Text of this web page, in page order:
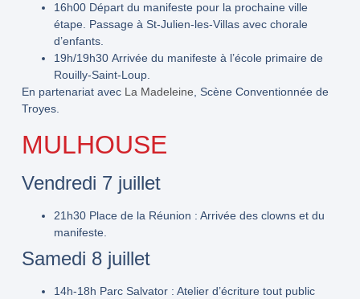
16h00Départ du manifeste pour la prochaine ville
étape. Passage à St-Julien-les-Villas avec chorale
d’enfants.
19h/19h30 Arrivée du manifeste à l’école primaire de
Rouilly-Saint-Loup.
En partenariat avec La Madeleine , Scène Conventionnée de
Troyes.
MULHOUSE
Vendredi 7 juillet
21h30Place de la Réunion : Arrivée des clowns et du
manifeste.
Samedi 8 juillet
14h-18h Parc Salvator : Atelier d’écriture tout public